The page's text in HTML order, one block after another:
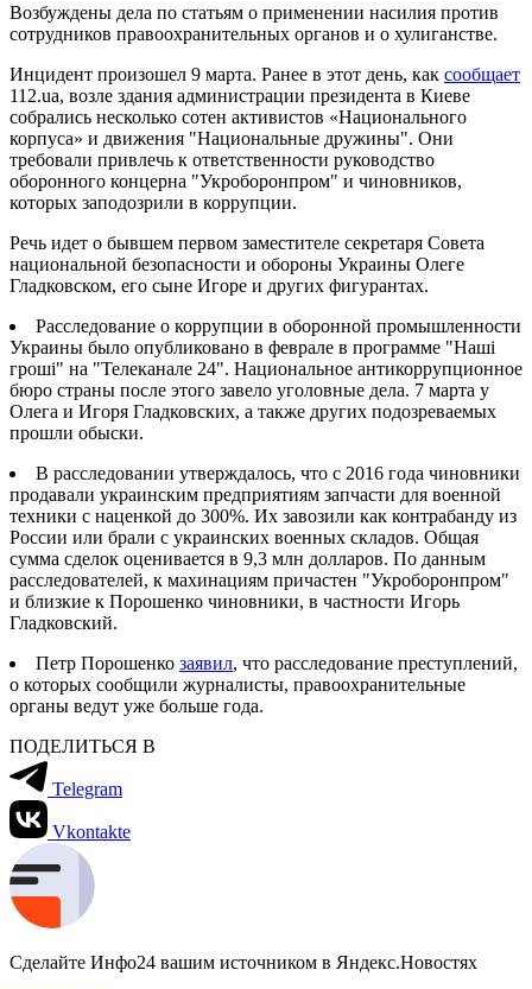
Возбуждены дела по статьям о применении насилия против
сотрудников правоохранительных органов и о хулиганстве.
Инцидент произошел 9 марта. Ранее в этот день, как сообщает
112.ua, возле здания администрации президента в Киеве
собрались несколько сотен активистов «Национального
корпуса» и движения "Национальные дружины". Они
требовали привлечь к ответственности руководство
оборонного концерна "Укроборонпром" и чиновников,
которых заподозрили в коррупции.
Речь идет о бывшем первом заместителе секретаря Совета
национальной безопасности и обороны Украины Олеге
Гладковском, его сыне Игоре и других фигурантах.
Расследование о коррупции в оборонной промышленности
Украины было опубликовано в феврале в программе "Наші
гроші" на "Телеканале 24". Национальное антикоррупционное
бюро страны после этого завело уголовные дела. 7 марта у
Олега и Игоря Гладковских, а также других подозреваемых
прошли обыски.
В расследовании утверждалось, что с 2016 года чиновники
продавали украинским предприятиям запчасти для военной
техники с наценкой до 300%. Их завозили как контрабанду из
России или брали с украинских военных складов. Общая
сумма сделок оценивается в 9,3 млн долларов. По данным
расследователей, к махинациям причастен "Укроборонпром"
и близкие к Порошенко чиновники, в частности Игорь
Гладковский.
Петр Порошенко заявил, что расследование преступлений,
о которых сообщили журналисты, правоохранительные
органы ведут уже больше года.
ПОДЕЛИТЬСЯ В
Telegram
Vkontakte
Сделайте Инфо24 вашим источником в Яндекс.Новостях